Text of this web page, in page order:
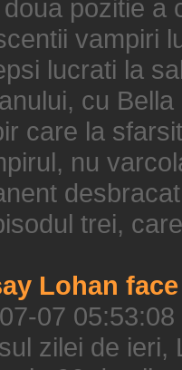
pozitie a
vampiri
lucrati la
cu
care la
nu
trei,
Lohan
07 05:53:08
zilei de ieri,